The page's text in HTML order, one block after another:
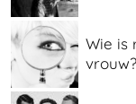
Wie is
vrouw?